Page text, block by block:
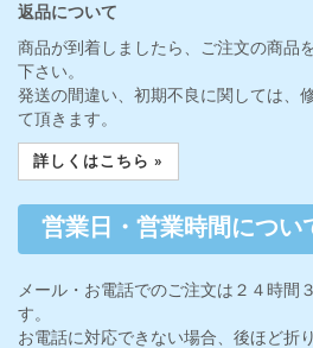
返品について
商品が到着しましたら、ご注文の商品
下さい。
発送の間違い、初期不良に関しては、
て頂きます。
詳しくはこちら »
営業日・営業時間につい
メール・お電話でのご注文は２４時間
す。
お電話に対応できない場合、後ほど折